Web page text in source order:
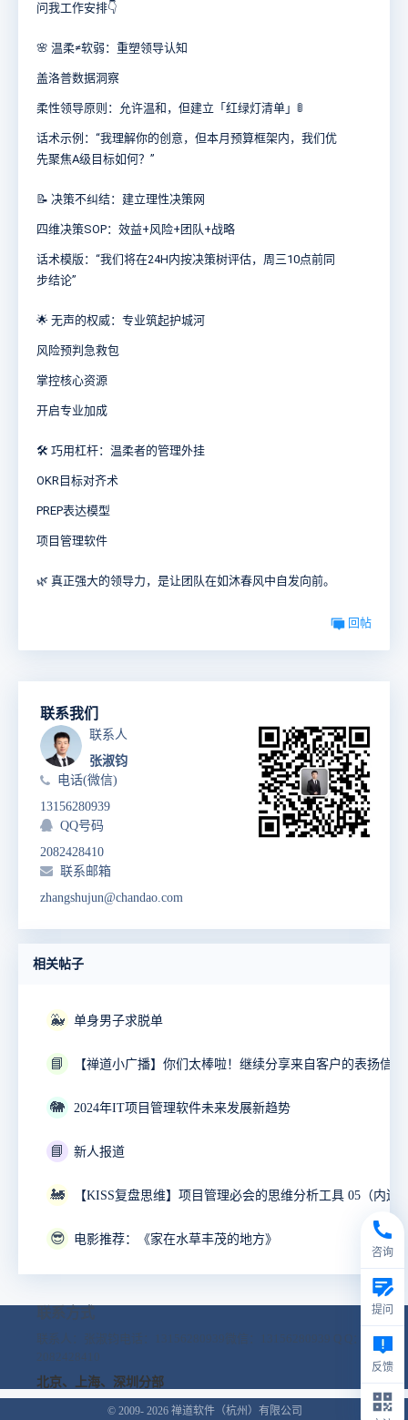
问我工作安排👇
🌸 温柔≠软弱：重塑领导认知
盖洛普数据洞察
柔性领导原则：允许温和，但建立「红绿灯清单」🚦
话术示例：“我理解你的创意，但本月预算框架内，我们优
先聚焦A级目标如何？”
📝 决策不纠结：建立理性决策网
四维决策SOP：效益+风险+团队+战略
话术模版：“我们将在24H内按决策树评估，周三10点前同
步结论”
🌟 无声的权威：专业筑起护城河
风险预判急救包
掌控核心资源
开启专业加成
🛠 巧用杠杆：温柔者的管理外挂
OKR目标对齐术
PREP表达模型
项目管理软件
🌿 真正强大的领导力，是让团队在如沐春风中自发向前。
回帖
联系我们
联系人
张淑钧
电话(微信)
13156280939
QQ号码
2082428410
联系邮箱
zhangshujun@chandao.com
相关帖子
🐳 单身男子求脱单
📘 【禅道小广播】你们太棒啦！继续分享来自客户的表扬信！
🐘 2024年IT项目管理软件未来发展新趋势
📘 新人报道
🚂 【KISS复盘思维】项目管理必会的思维分析工具 05（内送
😎 电影推荐：《家在水草丰茂的地方》
联系方式
联系人：张淑钧 电话：13156280939 微信：13156280939
2082428410
北京、上海、深圳分部
© 2009- 2026 禅道软件（杭州）有限公司
咨询
提问
反馈